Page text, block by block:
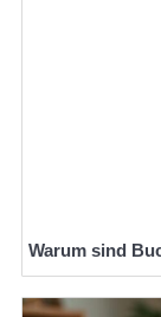
Warum sind